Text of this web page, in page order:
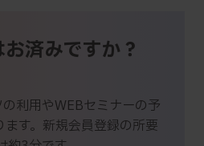
済みですか？
利用やWEBセミナーの予
す。新規会員登録の所要